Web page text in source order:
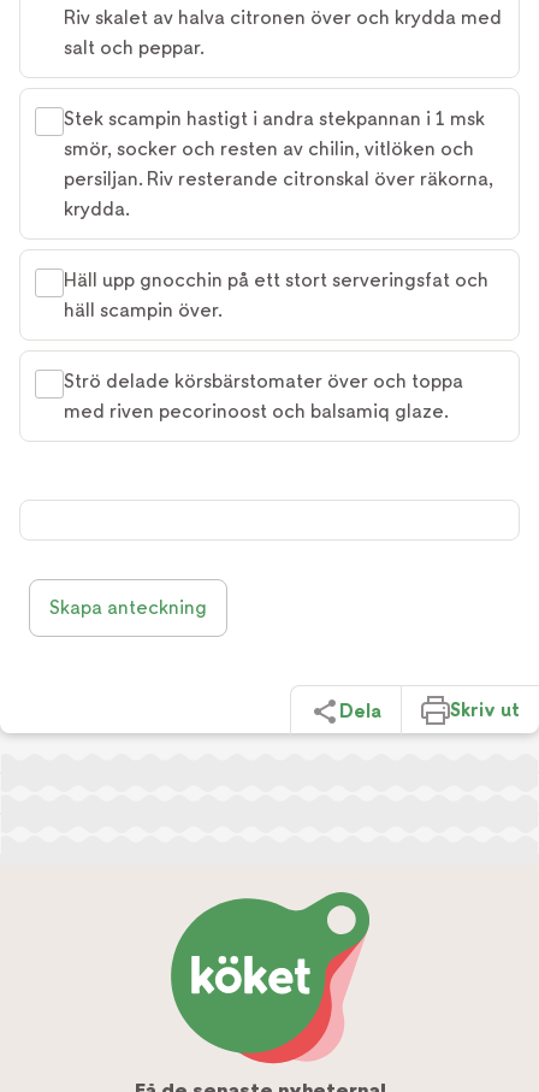
Riv skalet av halva citronen över och krydda med
salt och peppar.
Stek scampin hastigt i andra stekpannan i 1 msk
smör, socker och resten av chilin, vitlöken och
persiljan. Riv resterande citronskal över räkorna,
krydda.
Häll upp gnocchin på ett stort serveringsfat och
häll scampin över.
Strö delade körsbärstomater över och toppa
med riven pecorinoost och balsamiq glaze.
Skapa anteckning
Dela Skriv ut